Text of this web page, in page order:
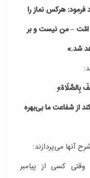
فرمود: هركس نماز را
امّت – من نيست و بر
شد.
»
بِالصَّلَاة»ِ
از شفاعت ما بی‌بهره
آنها می‌پردازند:
کسی از پیامبر